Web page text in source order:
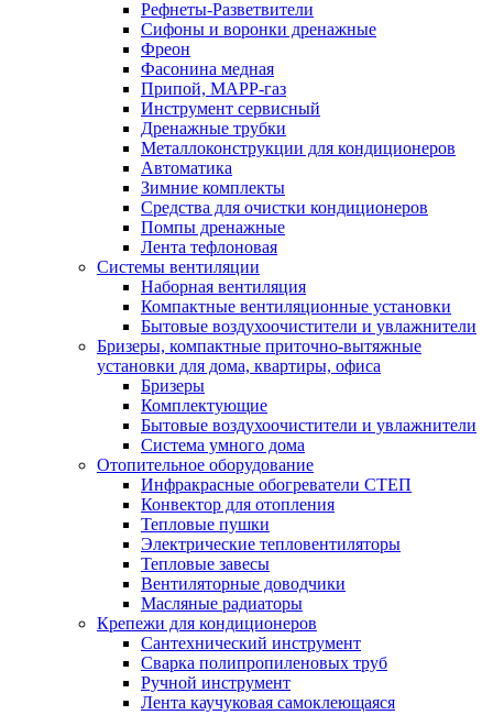
Рефнеты-Разветвители
Сифоны и воронки дренажные
Фреон
Фасонина медная
Припой, МАРР-газ
Инструмент сервисный
Дренажные трубки
Металлоконструкции для кондиционеров
Автоматика
Зимние комплекты
Средства для очистки кондиционеров
Помпы дренажные
Лента тефлоновая
Системы вентиляции
Наборная вентиляция
Компактные вентиляционные установки
Бытовые воздухоочистители и увлажнители
Бризеры, компактные приточно-вытяжные
установки для дома, квартиры, офиса
Бризеры
Комплектующие
Бытовые воздухоочистители и увлажнители
Система умного дома
Отопительное оборудование
Инфракрасные обогреватели СТЕП
Конвектор для отопления
Тепловые пушки
Электрические тепловентиляторы
Тепловые завесы
Вентиляторные доводчики
Масляные радиаторы
Крепежи для кондиционеров
Сантехнический инструмент
Сварка полипропиленовых труб
Ручной инструмент
Лента каучуковая самоклеющаяся